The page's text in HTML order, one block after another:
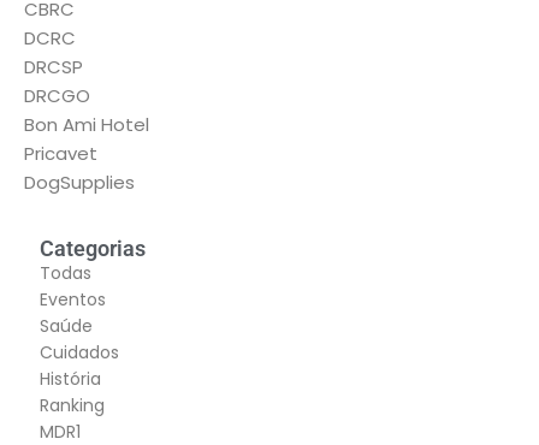
CBRC
DCRC
DRCSP
DRCGO
Bon Ami Hotel
Pricavet
DogSupplies
Categorias
Todas
Eventos
Saúde
Cuidados
História
Ranking
MDR1